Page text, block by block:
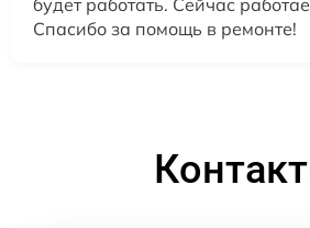
будет работать. Сейчас
Спасибо за помощь в ремонте!